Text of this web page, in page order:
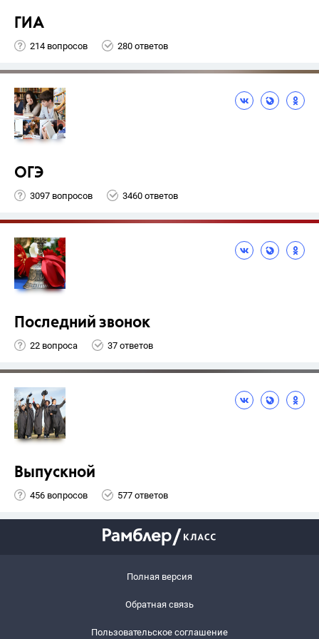
ГИА
214 вопросов 280 ответов
ОГЭ
3097 вопросов 3460 ответов
Последний звонок
22 вопроса 37 ответов
Выпускной
456 вопросов 577 ответов
Полная версия
Обратная связь
Пользовательское соглашение